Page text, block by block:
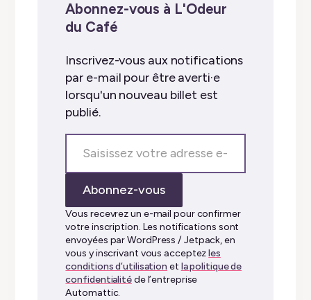
Abonnez-vous à L'Odeur
du Café
Inscrivez-vous aux notifications
par e-mail pour être averti·e
lorsqu'un nouveau billet est
publié.
votre
adresse
mail…
Abonnez-vous
Vous recevrez un e-mail pour confirmer
votre inscription. Les notifications sont
envoyées par WordPress / Jetpack, en
vous y inscrivant vous acceptezles
conditions d’utilisation et la politique de
confidentialitéde l’entreprise
Automattic.